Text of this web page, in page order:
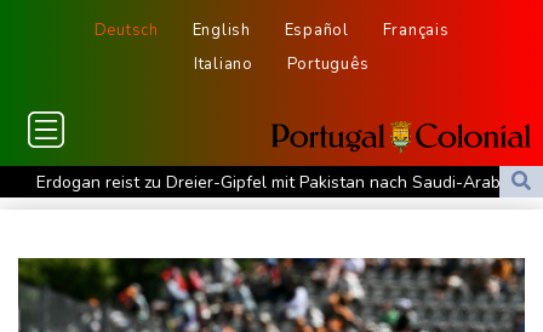
Deutsch English Español
Français
Italiano
Português
Erdogan reist zu Dreier-Gipfel mit Pakistan nach Saudi-Arabien
58 Soldaten im Jemen bei Huthi-Angriffen getötet - Regierung
UEFA hält an FIFA-Boykott fest - CAF hält zu Infantino
Jemen: 38 Soldaten bei Huthi-Angriffen getötet - Regierung